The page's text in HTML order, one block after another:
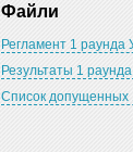
Файли
Регламент 1 раунда
Результаты 1
Список допущенных